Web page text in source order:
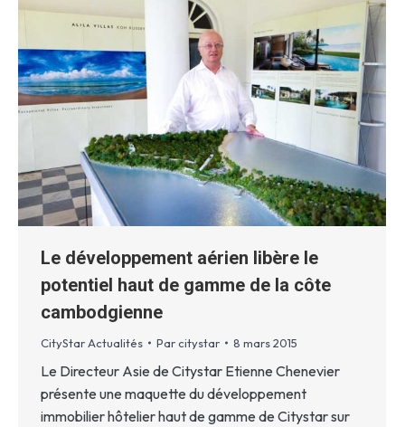
Le développement aérien libère le
potentiel haut de gamme de la côte
cambodgienne
CityStar Actualités Par citystar 8 mars 2015
Le Directeur Asie de Citystar Etienne Chenevier
présente une maquette du développement
immobilier hôtelier haut de gamme de Citystar sur